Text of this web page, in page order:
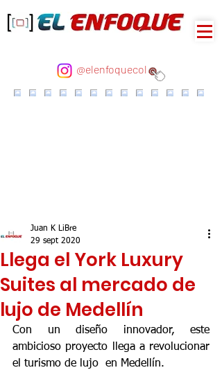
@elenfoquecol
Llega el York Luxury
Suites al mercado de
lujo de Medellín
Juan K LiBre
29 sept 2020
Con un diseño innovador, este
ambicioso proyecto llega a revolucionar
el turismo de lujo  en Medellín.